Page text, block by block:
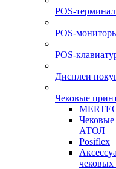
POS-
POS-
POS-
Дисплеи
Чековые
АТОЛ
Posiflex
чековых